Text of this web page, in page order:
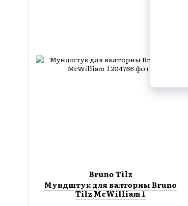
Bruno Tilz
Мундштук для валторны Bruno
Tilz McWilliam 1